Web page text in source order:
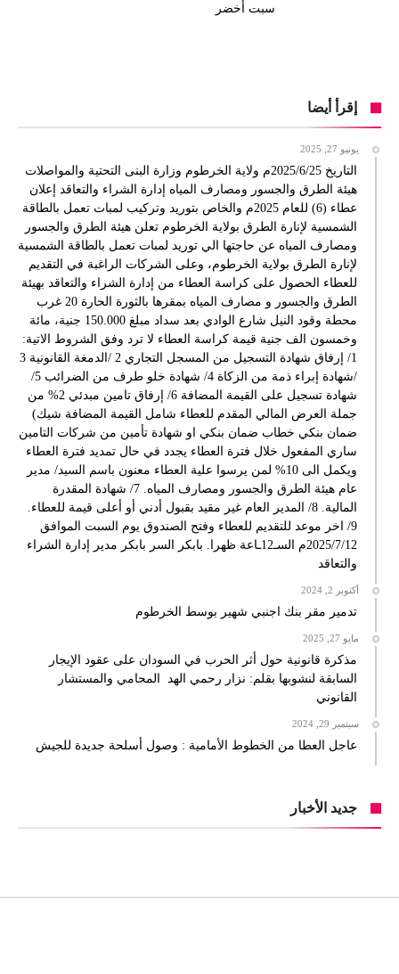
سبت أخضر
إقرأ أيضا
يونيو 27, 2025
التاريخ 2025/6/25م ولاية الخرطوم وزارة البنى التحتية والمواصلات
هيئة الطرق والجسور ومصارف المياه إدارة الشراء والتعاقد إعلان
عطاء (6) للعام 2025م والخاص بتوريد وتركيب لمبات تعمل بالطاقة
الشمسية لإنارة الطرق بولاية الخرطوم تعلن هيئة الطرق والجسور
ومصارف المياه عن حاجتها الي توريد لمبات تعمل بالطاقة الشمسية
لإنارة الطرق بولاية الخرطوم، وعلى الشركات الراغبة في التقديم
للعطاء الحصول على كراسة العطاء من إدارة الشراء والتعاقد بهيئة
الطرق والجسور و مصارف المياه بمقرها بالثورة الحارة 20 غرب
محطة وقود النيل شارع الوادي بعد سداد مبلغ 150.000 جنية، مائة
وخمسون الف جنية قيمة كراسة العطاء لا ترد وفق الشروط الاتية:
1/ إرفاق شهادة التسجيل من المسجل التجاري 2 /الدمغة القانونية 3
/شهادة إبراء ذمة من الزكاة 4/ شهادة خلو طرف من الضرائب 5/
شهادة تسجيل على القيمة المضافة 6/ إرفاق تامين مبدئي 2% من
جملة العرض المالي المقدم للعطاء شامل القيمة المضافة شيك)
ضمان بنكي خطاب ضمان بنكي او شهادة تأمين من شركات التامين
ساري المفعول خلال فترة العطاء يجدد في حال تمديد فترة العطاء
ويكمل الى 10% لمن يرسوا علية العطاء معنون باسم السيد/ مدير
عام هيئة الطرق والجسور ومصارف المياه. 7/ شهادة المقدرة
المالية. 8/ المدير العام غير مقيد بقبول أدني أو أعلى قيمة للعطاء.
9/ اخر موعد للتقديم للعطاء وفتح الصندوق يوم السبت الموافق
2025/7/12م السـ12ـاعة ظهرا. بابكر السر بابكر مدير إدارة الشراء
والتعاقد
أكتوبر 2, 2024
تدمير مقر بنك اجنبي شهير بوسط الخرطوم
مايو 27, 2025
مذكرة قانونية حول أثر الحرب في السودان على عقود الإيجار
السابقة لنشوبها بقلم: نزار رحمي الهد المحامي والمستشار
القانوني
سبتمبر 29, 2024
عاجل العطا من الخطوط الأمامية : وصول أسلحة جديدة للجيش
جديد الأخبار